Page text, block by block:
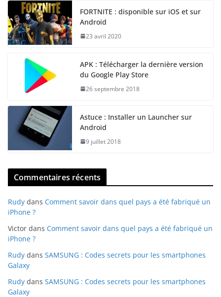
FORTNITE : disponible sur iOS et sur
Android
23 avril 2020
APK : Télécharger la dernière version
du Google Play Store
26 septembre 2018
Astuce : Installer un Launcher sur
Android
9 juillet 2018
Commentaires récents
Rudy dans Comment savoir dans quel pays a été fabriqué un
iPhone ?
Victor dans Comment savoir dans quel pays a été fabriqué un
iPhone ?
Rudy dans SAMSUNG : Codes secrets pour les smartphones
Galaxy
Rudy dans SAMSUNG : Codes secrets pour les smartphones
Galaxy